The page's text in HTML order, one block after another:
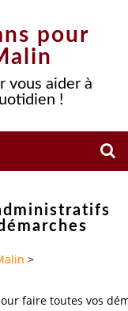
pour
vous aider à
!
>
faire toutes vos